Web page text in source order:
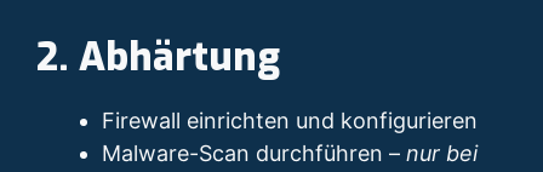
2. Abhärtung
Firewall einrichten und konfigurieren
Malware-Scan durchführen – nur bei